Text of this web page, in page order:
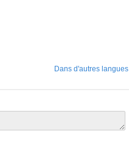
Dans d'autres langues